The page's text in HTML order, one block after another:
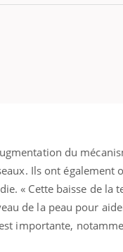
du
Ils ont également
« Cette baisse de la
de la peau pour
importante,